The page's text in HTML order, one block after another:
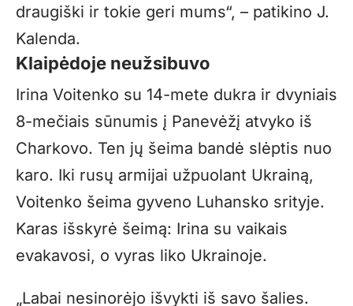
draugiški ir tokie geri mums“, – patikino J.
Kalenda.
Klaipėdoje neužsibuvo
Irina Voitenko su 14-mete dukra ir dvyniais
8-mečiais sūnumis į Panevėžį atvyko iš
Charkovo. Ten jų šeima bandė slėptis nuo
karo. Iki rusų armijai užpuolant Ukrainą,
Voitenko šeima gyveno Luhansko srityje.
Karas išskyrė šeimą: Irina su vaikais
evakavosi, o vyras liko Ukrainoje.
„Labai nesinorėjo išvykti iš savo šalies.